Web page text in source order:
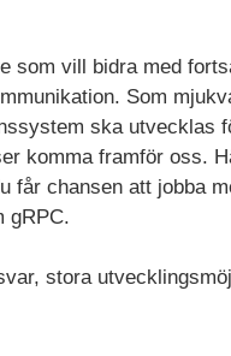
som vill bidra med
Som
ska utvecklas
komma framför oss.
får chansen att jobba
gRPC.
stora